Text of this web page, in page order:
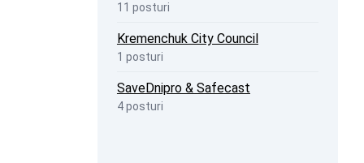
11 posturi
Kremenchuk City Council
1 posturi
SaveDnipro & Safecast
4 posturi